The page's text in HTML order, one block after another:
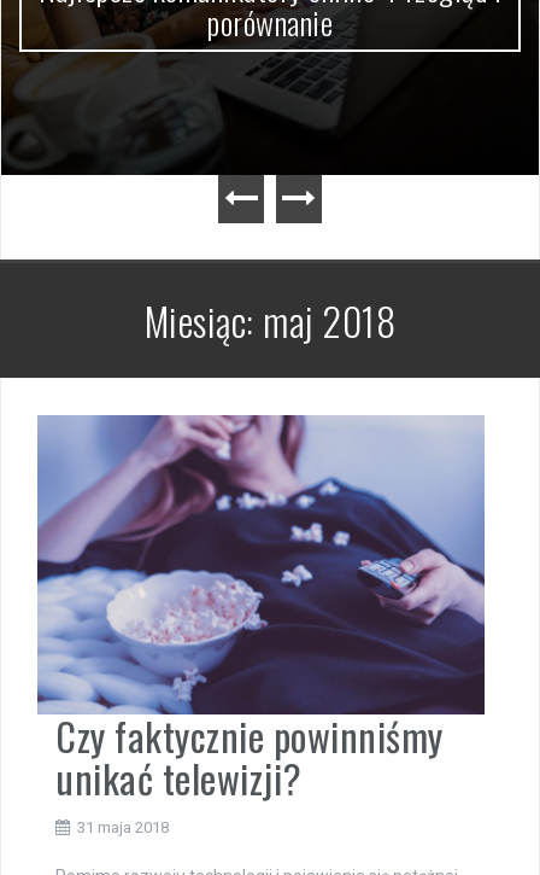
porównanie
Miesiąc: maj 2018
Czy faktycznie powinniśmy
unikać telewizji?
31 maja 2018